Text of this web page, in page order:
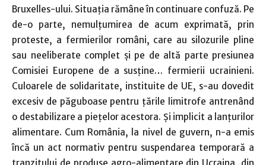
Bruxelles-ului. Situaţia rămâne în continuare confuză. Pe
de-o parte, nemulţumirea de acum exprimată, prin
proteste, a fermierilor români, care au silozurile pline
sau neeliberate complet şi pe de altă parte presiunea
Comisiei Europene de a susţine… fermierii ucrainieni.
Culoarele de solidaritate, instituite de UE, s-au dovedit
excesiv de păguboase pentru ţările limitrofe antrenând
o destabilizare a pieţelor acestora. Şi implicit a lanţurilor
alimentare. Cum România, la nivel de guvern, n-a emis
încă un act normativ pentru suspendarea temporară a